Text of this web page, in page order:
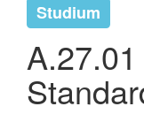
Studium
A.27.01